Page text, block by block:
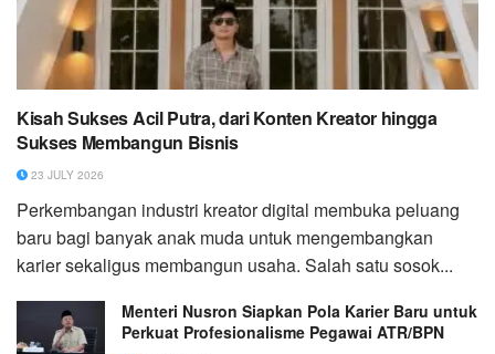
Kisah Sukses Acil Putra, dari Konten Kreator hingga
Sukses Membangun Bisnis
23 JULY 2026
Perkembangan industri kreator digital membuka peluang
baru bagi banyak anak muda untuk mengembangkan
karier sekaligus membangun usaha. Salah satu sosok...
Menteri Nusron Siapkan Pola Karier Baru untuk
Perkuat Profesionalisme Pegawai ATR/BPN